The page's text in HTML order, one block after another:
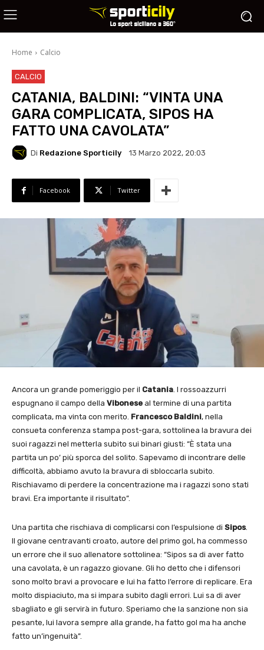
Home Calcio
CALCIO
CATANIA, BALDINI: “VINTA UNA
GARA COMPLICATA, SIPOS HA
FATTO UNA CAVOLATA”
Di Redazione Sporticily 13 Marzo 2022, 20:03
Facebook Twitter
Ancora un grande pomeriggio per il Catania. I rossoazzurri
espugnano il campo della Vibonese al termine di una partita
complicata, ma vinta con merito. Francesco Baldini, nella
consueta conferenza stampa post-gara, sottolinea la bravura dei
suoi ragazzi nel metterla subito sui binari giusti: “È stata una
partita un po’ più sporca del solito. Sapevamo di incontrare delle
difficoltà, abbiamo avuto la bravura di sbloccarla subito.
Rischiavamo di perdere la concentrazione ma i ragazzi sono stati
bravi. Era importante il risultato”.
Una partita che rischiava di complicarsi con l’espulsione di Sipos.
Il giovane centravanti croato, autore del primo gol, ha commesso
un errore che il suo allenatore sottolinea: “Sipos sa di aver fatto
una cavolata, è un ragazzo giovane. Gli ho detto che i difensori
sono molto bravi a provocare e lui ha fatto l’errore di replicare. Era
molto dispiaciuto, ma si impara subito dagli errori. Lui sa di aver
sbagliato e gli servirà in futuro. Speriamo che la sanzione non sia
pesante, lui lavora sempre alla grande, ha fatto gol ma ha anche
fatto un’ingenuità”.